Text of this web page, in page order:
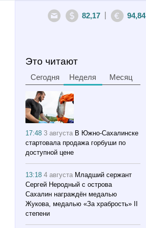
82,17 94,84
Это читают
Сегодня Неделя Месяц
17:483 августа В Южно-Сахалинске
стартовала продажа горбуши по
доступной цене
13:184 августа Младший сержант
Сергей Неродный с острова
Сахалин награждён медалью
Жукова, медалью «За храбрость» II
степени